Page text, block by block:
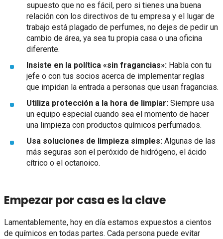
supuesto que no es fácil, pero si tienes una buena
relación con los directivos de tu empresa y el lugar de
trabajo está plagado de perfumes, no dejes de pedir un
cambio de área, ya sea tu propia casa o una oficina
diferente.
Insiste en la política «sin fragancias»: Habla con tu
jefe o con tus socios acerca de implementar reglas
que impidan la entrada a personas que usan fragancias.
Utiliza protección a la hora de limpiar: Siempre usa
un equipo especial cuando sea el momento de hacer
una limpieza con productos químicos perfumados.
Usa soluciones de limpieza simples: Algunas de las
más seguras son el peróxido de hidrógeno, el ácido
cítrico o el octanoico.
Empezar por casa es la clave
Lamentablemente, hoy en día estamos expuestos a cientos
de químicos en todas partes. Cada persona puede evitar